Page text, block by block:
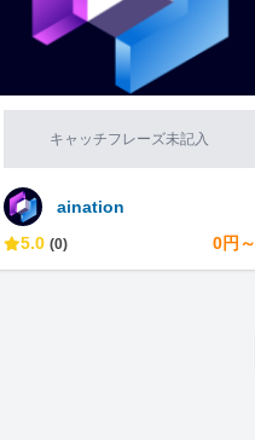
キャッチフレーズ未記入
aination
5.0 (0) 0円～